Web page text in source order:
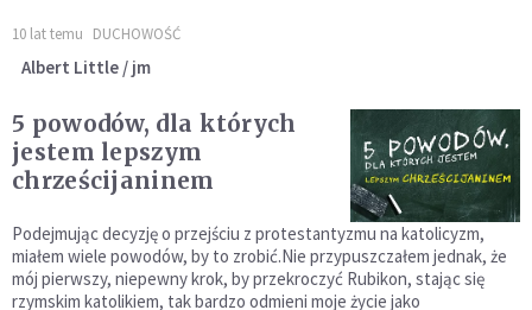
10 lat temu DUCHOWOŚĆ
Albert Little / jm
5 powodów, dla których
jestem lepszym
chrześcijaninem
Podejmując decyzję o przejściu z protestantyzmu na katolicyzm,
miałem wiele powodów, by to zrobić.Nie przypuszczałem jednak, że
mój pierwszy, niepewny krok, by przekroczyć Rubikon, stając się
rzymskim katolikiem, tak bardzo odmieni moje życie jako